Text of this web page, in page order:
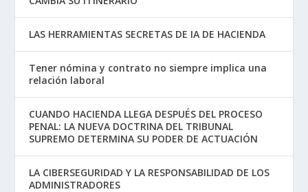
LAS HERRAMIENTAS SECRETAS DE IA DE HACIENDA
Tener nómina y contrato no siempre implica una
relación laboral
CUANDO HACIENDA LLEGA DESPUÉS DEL PROCESO
PENAL: LA NUEVA DOCTRINA DEL TRIBUNAL
SUPREMO DETERMINA SU PODER DE ACTUACIÓN
LA CIBERSEGURIDAD Y LA RESPONSABILIDAD DE LOS
ADMINISTRADORES